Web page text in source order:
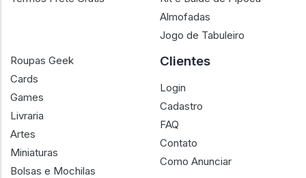
Almofadas
Jogo de Tabuleiro
Roupas Geek
Cards
Games
Livraria
Artes
Miniaturas
Bolsas e Mochilas
Clientes
Login
Cadastro
FAQ
Contato
Como Anunciar